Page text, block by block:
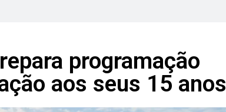
programação
aos seus 15 anos